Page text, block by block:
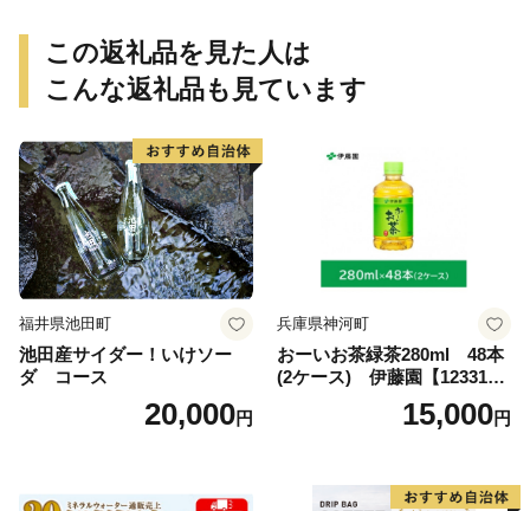
この返礼品を見た人は
こんな返礼品も見ています
福井県池田町
池田産サイダー！いけソー
ダ コース
20,000円
兵庫県神河町
おーいお茶緑茶280ml 48本
(2ケース) 伊藤園【123317
15,000円